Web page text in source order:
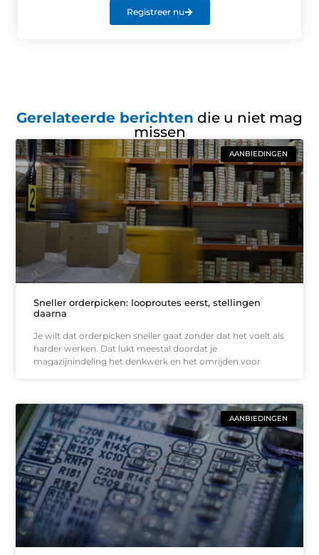
Registreer nu
Gerelateerde berichten die u niet mag
missen
AANBIEDINGEN
Sneller orderpicken: looproutes eerst, stellingen
daarna
Je wilt dat orderpicken sneller gaat zonder dat het voelt als
harder werken. Dat lukt meestal doordat je
magazijnindeling het denkwerk en het omrijden voor
AANBIEDINGEN